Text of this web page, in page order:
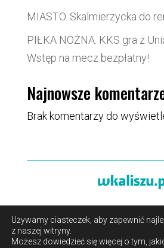
MIASTO. Skalmierzycka do
PIŁKA NOŻNA. KKS gra z
Wstęp na mecz bezpłatny!
Najnowsze
Brak komentarzy do
O portalu/Reklama/ Polityka
/Kontakt
Używamy ciasteczek, aby zapewnić
z naszej witryny.
Możesz dowiedzieć się więcej o tym,